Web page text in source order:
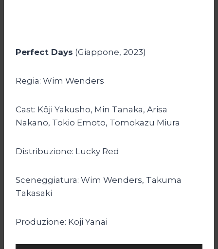
Perfect Days (Giappone, 2023)
Regia: Wim Wenders
Cast: Kôji Yakusho, Min Tanaka, Arisa
Nakano, Tokio Emoto, Tomokazu Miura
Distribuzione: Lucky Red
Sceneggiatura: Wim Wenders, Takuma
Takasaki
Produzione: Koji Yanai